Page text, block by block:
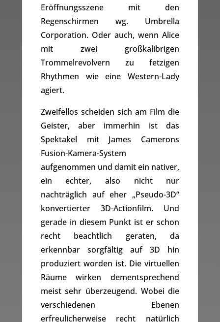
Eröffnungsszene mit den
Regenschirmen wg. Umbrella
Corporation. Oder auch, wenn Alice
mit zwei großkalibrigen
Trommelrevolvern zu fetzigen
Rhythmen wie eine Western-Lady
agiert.
Zweifellos scheiden sich am Film die
Geister, aber immerhin ist das
Spektakel mit James Camerons
Fusion-Kamera-System
aufgenommen und damit ein nativer,
ein echter, also nicht nur
nachträglich auf eher „Pseudo-3D“
konvertierter 3D-Actionfilm. Und
gerade in diesem Punkt ist er schon
recht beachtlich geraten, da
erkennbar sorgfältig auf 3D hin
produziert worden ist. Die virtuellen
Räume wirken dementsprechend
meist sehr überzeugend. Wobei die
verschiedenen Ebenen
erfreulicherweise recht natürlich